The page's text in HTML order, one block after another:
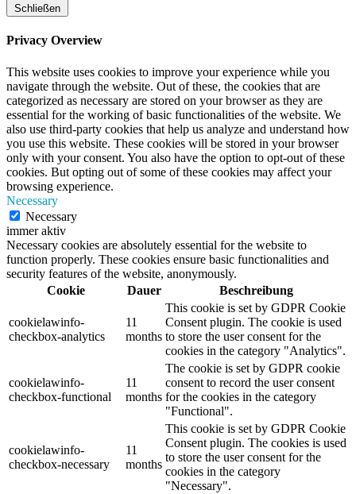
Schließen
Privacy Overview
This website uses cookies to improve your experience while you
navigate through the website. Out of these, the cookies that are
categorized as necessary are stored on your browser as they are
essential for the working of basic functionalities of the website. We
also use third-party cookies that help us analyze and understand how
you use this website. These cookies will be stored in your browser
only with your consent. You also have the option to opt-out of these
cookies. But opting out of some of these cookies may affect your
browsing experience.
Necessary
Necessary
immer aktiv
Necessary cookies are absolutely essential for the website to
function properly. These cookies ensure basic functionalities and
security features of the website, anonymously.
Cookie
Dauer Beschreibung
cookielawinfo-
checkbox-analytics
11
months
This cookie is set by GDPR Cookie
Consent plugin. The cookie is used
to store the user consent for the
cookies in the category "Analytics".
cookielawinfo-
checkbox-functional
11
months
The cookie is set by GDPR cookie
consent to record the user consent
for the cookies in the category
"Functional".
cookielawinfo-
checkbox-necessary
11
months
This cookie is set by GDPR Cookie
Consent plugin. The cookies is used
to store the user consent for the
cookies in the category
"Necessary".